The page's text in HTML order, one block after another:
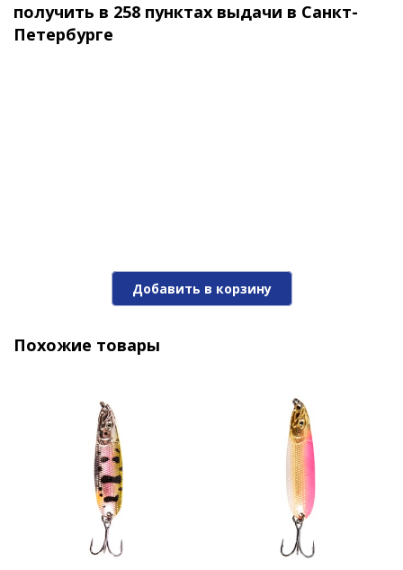
получить в 258 пунктах выдачи в Санкт-
Петербурге
Добавить в корзину
Похожие товары